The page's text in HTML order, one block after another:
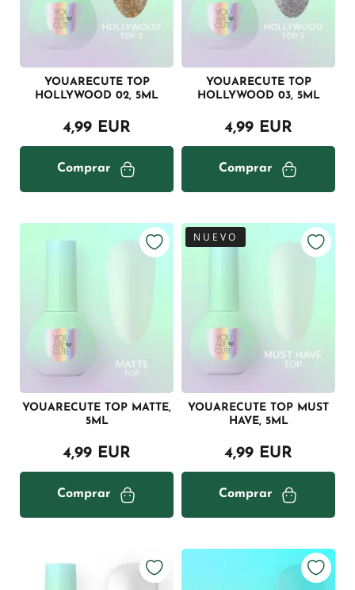
YOUARECUTE TOP
HOLLYWOOD 02, 5ML
4,99 EUR
Comprar
YOUARECUTE TOP
HOLLYWOOD 03, 5ML
4,99 EUR
Comprar
YOUARECUTE TOP MATTE,
5ML
4,99 EUR
Comprar
NUEVO
YOUARECUTE TOP MUST
HAVE, 5ML
4,99 EUR
Comprar